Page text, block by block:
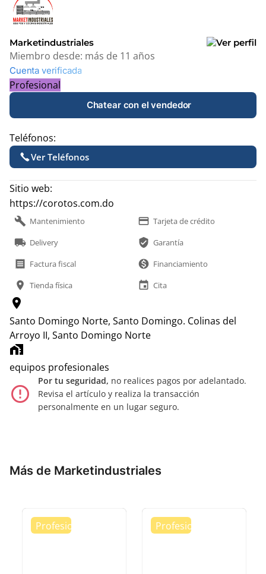
+
−
Marketindustriales
Miembro desde: más de 11 años
Cuenta verificada
Profesional
Chatear con el vendedor
Teléfonos:
Ver Teléfonos
Sitio web:
https://corotos.com.do
build Mantenimiento payment Tarjeta de crédito
local_shipping Delivery verified_user Garantía
receipt Factura fiscal monetization_on Financiamiento
location_on Tienda física event Cita
location_on
Santo Domingo Norte, Santo Domingo. Colinas del
Arroyo II, Santo Domingo Norte
home_work
equipos profesionales
error_outline
Por tu seguridad, no realices pagos por adelantado.
Revisa el artículo y realiza la transacción
personalmente en un lugar seguro.
Más de Marketindustriales